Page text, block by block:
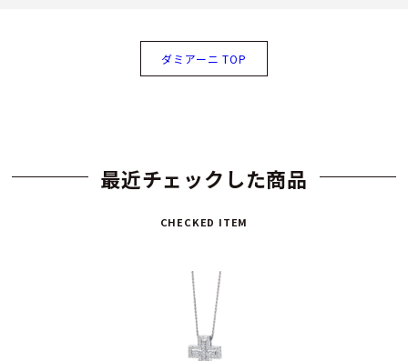
ダミアーニ TOP
最近チェックした商品
CHECKED ITEM